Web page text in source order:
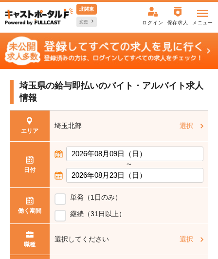
北関東
変更 ログイン 保存求人 メニュー
埼玉県の給与即払いのバイト・アルバイト求人
情報
エリア
埼玉北部 選択
日付
〜
働く期間
単発（1日のみ）
継続（31日以上）
職種
選択してください 選択